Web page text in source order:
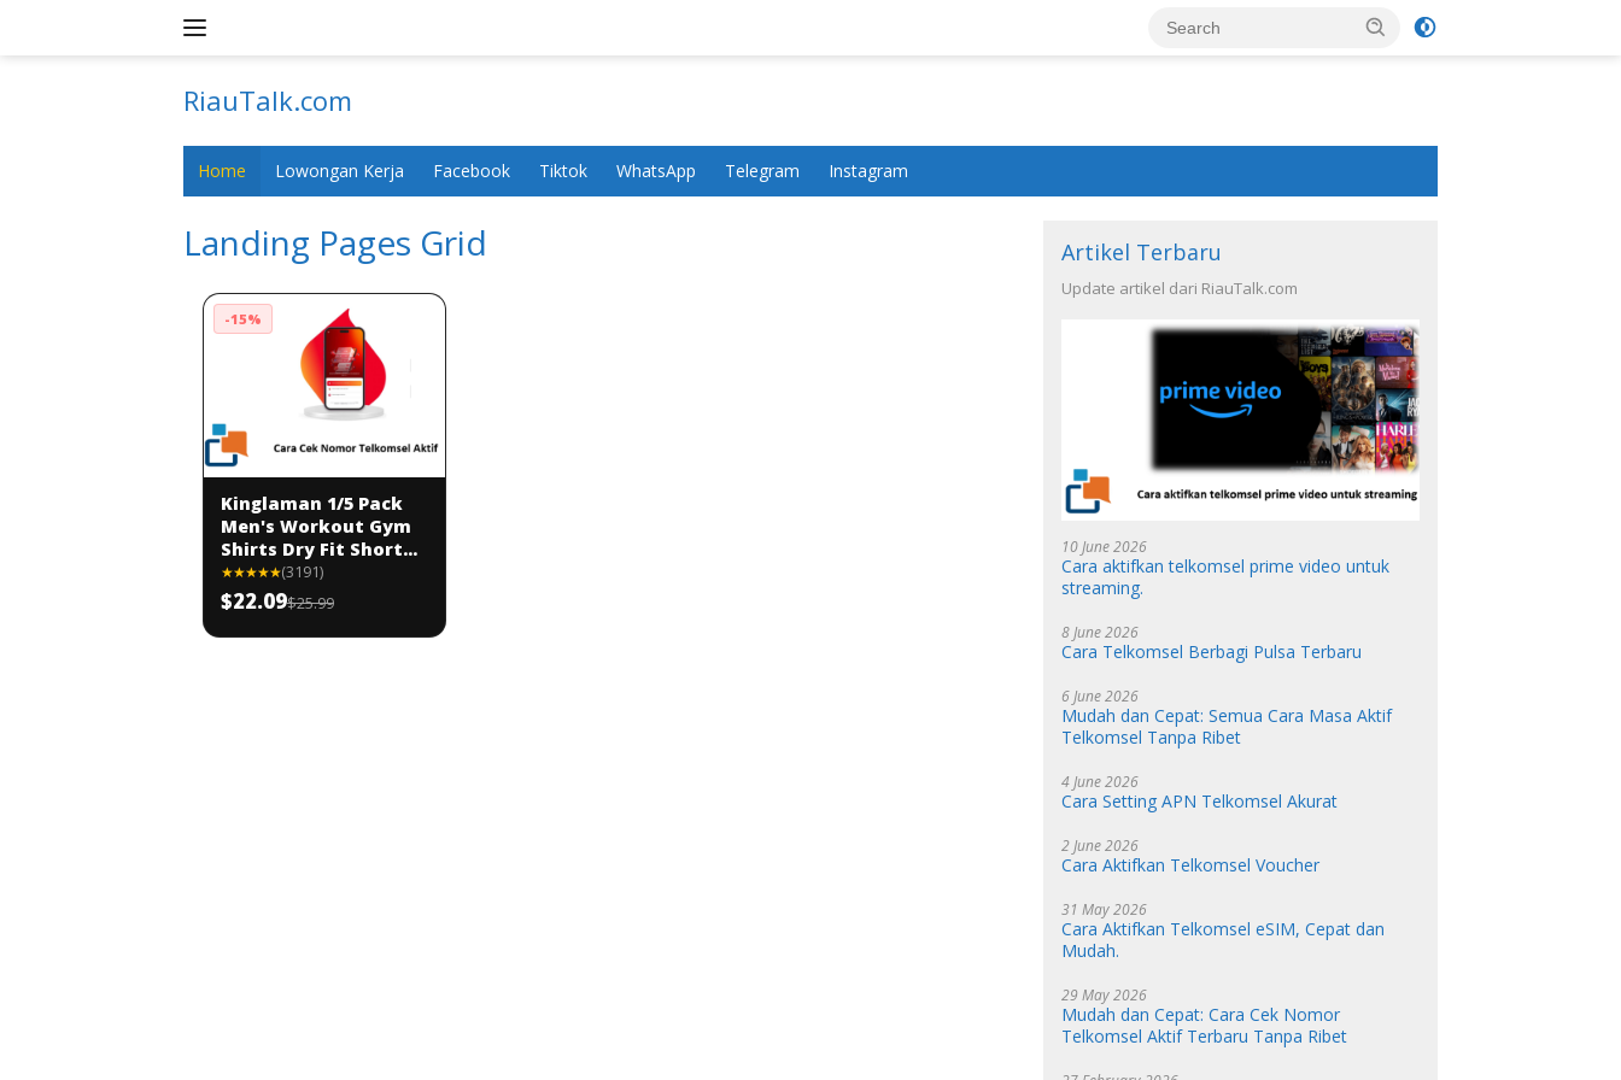
RiauTalk.com
Informasi
Home Lowongan Kerja Facebook Tiktok WhatsApp Telegram Instagram
Landing Pages Grid
-15%
Kinglaman 1/5 Pack
Men's Workout Gym
Shirts Dry Fit Short...
★★★★★(3191)
$22.09$25.99
Artikel Terbaru
Update artikel dari RiauTalk.com
10 June 2026
Cara aktifkan telkomsel prime video untuk
streaming.
8 June 2026
Cara Telkomsel Berbagi Pulsa Terbaru
6 June 2026
Mudah dan Cepat: Semua Cara Masa Aktif
Telkomsel Tanpa Ribet
4 June 2026
Cara Setting APN Telkomsel Akurat
2 June 2026
Cara Aktifkan Telkomsel Voucher
31 May 2026
Cara Aktifkan Telkomsel eSIM, Cepat dan
Mudah.
29 May 2026
Mudah dan Cepat: Cara Cek Nomor
Telkomsel Aktif Terbaru Tanpa Ribet